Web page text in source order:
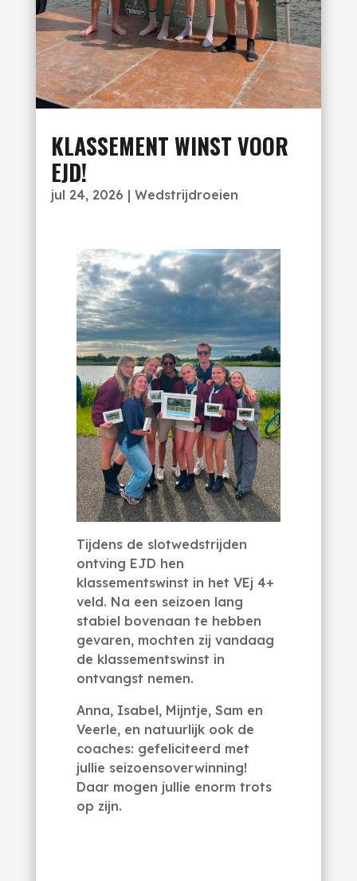
KLASSEMENT WINST VOOR
EJD!
jul 24, 2026 | Wedstrijdroeien
Tijdens de slotwedstrijden
ontving EJD hen
klassementswinst in het VEj 4+
veld. Na een seizoen lang
stabiel bovenaan te hebben
gevaren, mochten zij vandaag
de klassementswinst in
ontvangst nemen.
Anna, Isabel, Mijntje, Sam en
Veerle, en natuurlijk ook de
coaches: gefeliciteerd met
jullie seizoensoverwinning!
Daar mogen jullie enorm trots
op zijn.